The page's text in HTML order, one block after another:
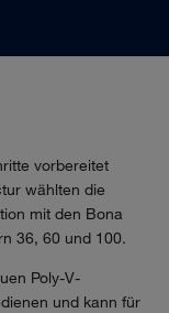
vorbereitet
wählten die
mit den Bona
36, 60 und 100.
Poly-V-
und kann für